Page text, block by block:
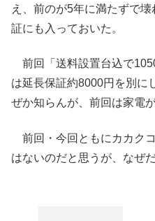
え、前のが5年に満たずで
証にも入っておいた。
前回「送料設置台込で
は延長保証約8000円を別に
ぜか知らんが、前回は家電
前回・今回ともにカカク
はないのだと思うが、なぜだ